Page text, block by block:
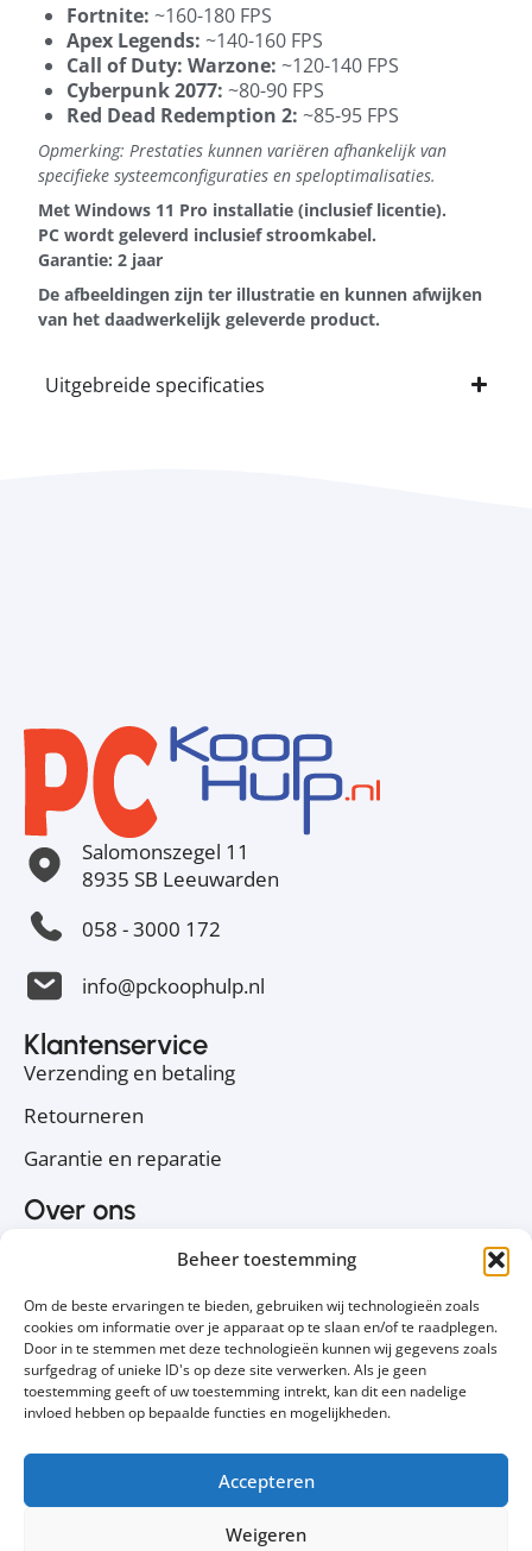
Beheer toestemming
Om de beste ervaringen te bieden, gebruiken wij technologieën zoals
cookies om informatie over je apparaat op te slaan en/of te raadplegen.
Door in te stemmen met deze technologieën kunnen wij gegevens zoals
surfgedrag of unieke ID's op deze site verwerken. Als je geen
toestemming geeft of uw toestemming intrekt, kan dit een nadelige
invloed hebben op bepaalde functies en mogelijkheden.
Accepteren
Weigeren
Fortnite: ~160-180 FPS
Apex Legends: ~140-160 FPS
Call of Duty: Warzone: ~120-140 FPS
Cyberpunk 2077: ~80-90 FPS
Red Dead Redemption 2: ~85-95 FPS
Opmerking: Prestaties kunnen variëren afhankelijk van
specifieke systeemconfiguraties en speloptimalisaties.
Met Windows 11 Pro installatie (inclusief licentie).
PC wordt geleverd inclusief stroomkabel.
Garantie: 2 jaar
De afbeeldingen zijn ter illustratie en kunnen afwijken
van het daadwerkelijk geleverde product.
Uitgebreide specificaties
Salomonszegel 11
8935 SB Leeuwarden
058 - 3000 172
info@pckoophulp.nl
Klantenservice
Verzending en betaling
Retourneren
Garantie en reparatie
Over ons
Cookiebeleid
Contact
Volg ons